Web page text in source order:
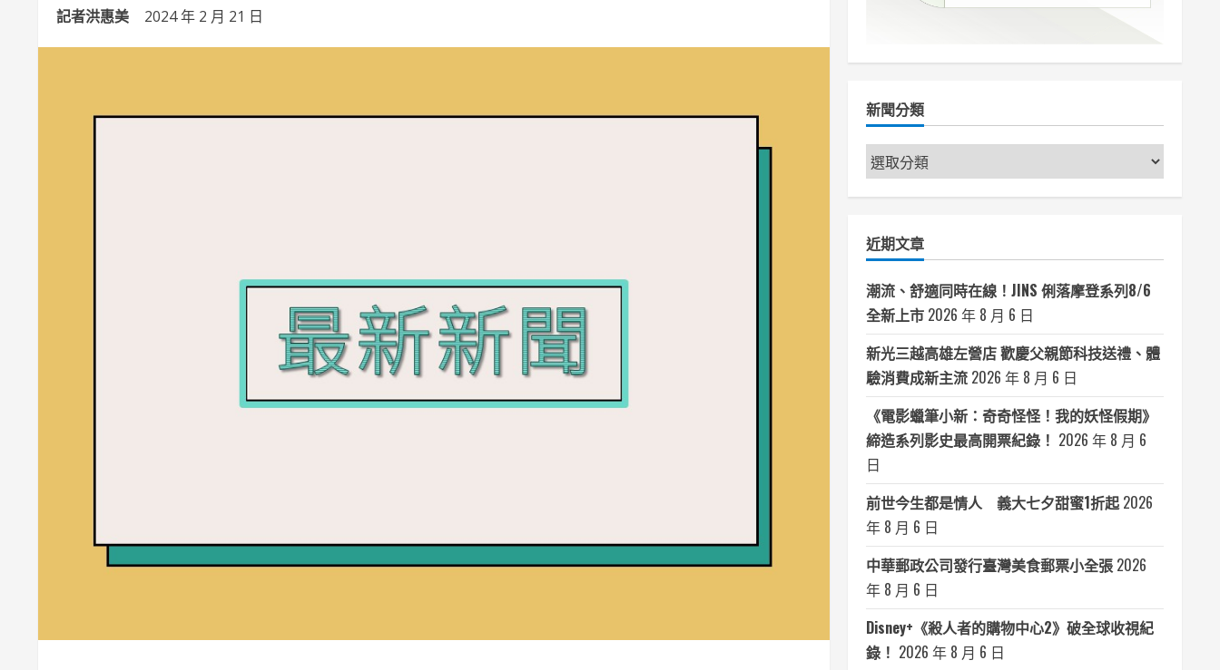
記者洪惠美 2024 年 2 月 21 日
新聞分類
新
聞
分
近期文章
潮流、舒適同時在線！JINS 俐落摩登系列8/6
全新上市 2026 年 8 月 6 日
新光三越高雄左營店 歡慶父親節科技送禮、體
驗消費成新主流 2026 年 8 月 6 日
《電影蠟筆小新：奇奇怪怪！我的妖怪假期》
締造系列影史最高開票紀錄！ 2026 年 8 月 6
日
前世今生都是情人 義大七夕甜蜜1折起 2026
年 8 月 6 日
中華郵政公司發行臺灣美食郵票小全張 2026
年 8 月 6 日
Disney+《殺人者的購物中心2》破全球收視紀
錄！ 2026 年 8 月 6 日